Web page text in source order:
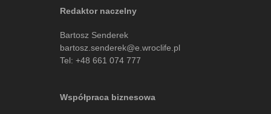
Redaktor naczelny
Bartosz Senderek
bartosz.senderek@e.wroclife.pl
Tel: +48 661 074 777
Współpraca biznesowa